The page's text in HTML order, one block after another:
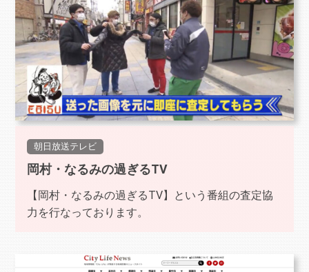
朝日放送テレビ
岡村・なるみの過ぎるTV
【岡村・なるみの過ぎるTV】という番組の査定協
力を行なっております。